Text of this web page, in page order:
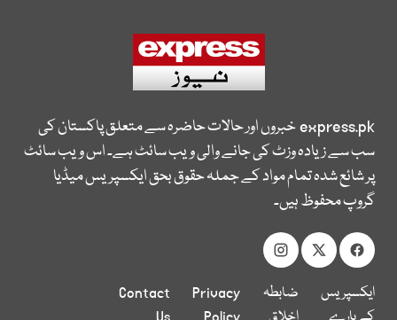
express.pkخبروں اور حالات حاضرہ سے متعلق پاکستان کی
سب سے زیادہ وزٹ کی جانے والی ویب سائٹ ہے۔ اس ویب سائٹ
پر شائع شدہ تمام مواد کے جملہ حقوق بحق ایکسپریس میڈیا
گروپ محفوظ ہیں۔
ایکسپریس
ضابطہ
Privacy
Contact